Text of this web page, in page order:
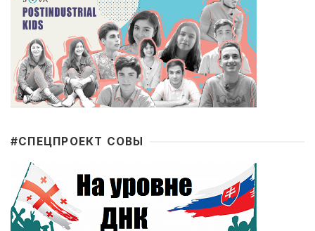
#CПЕЦПРОЕКТ СОВЫ